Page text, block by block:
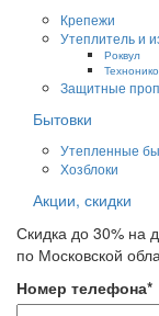
Крепежи
Утеплитель и
Роквул
Защитные
Бытовки
Утепленные
Хозблоки
Акции, скидки
Скидка до 30% на
по Московской
Номер телефона*